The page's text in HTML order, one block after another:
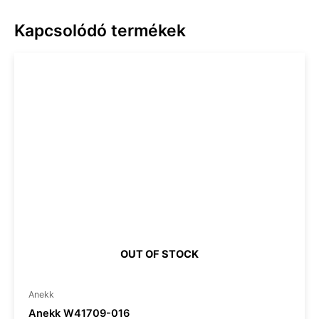
Kapcsolódó termékek
OUT OF STOCK
Anekk
Anekk W41709-016